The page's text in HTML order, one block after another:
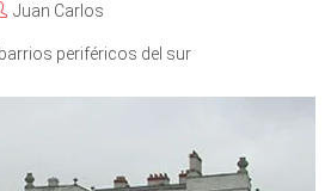
Juan Carlos
barrios periféricos del sur